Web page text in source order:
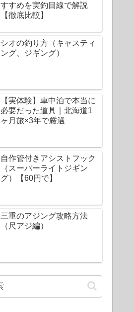
すすめを実釣目線で解説
【徹底比較】
シオの釣り方（キャスティ
ング、ジギング）
【実体験】車中泊で本当に
必要だった道具｜北海道1
ヶ月旅×3年で厳選
自作管付きアシストフック
（スーパーライトジギン
グ）【60円で】
三重のアジング攻略方法
（尺アジ編）